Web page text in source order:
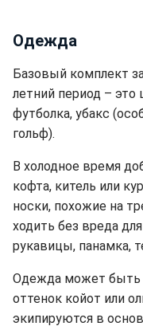
Одежда
Базовый комплект
летний период –
футболка, убакс
гольф).
В холодное время
кофта, китель или
носки, похожие на
ходить без вреда
рукавицы, панамка,
Одежда может быть
оттенок койот или
экипируются в